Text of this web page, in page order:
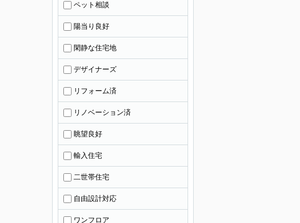
ペット相談
陽当り良好
閑静な住宅地
デザイナーズ
リフォーム済
リノベーション済
眺望良好
輸入住宅
二世帯住宅
自由設計対応
ワンフロア